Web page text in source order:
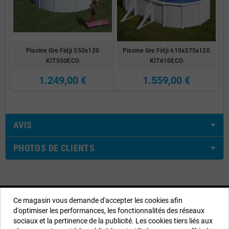
Piscine Gre Fidji 550x120
KIT550ECO
1.249,00 €
Piscine Gre Fidji 610x375x120
KIT610ECO
1.559,00 €
AVIS
PHOTOS DE CLIENTS
Informations sur notre boutique
EYAROC COMPANY SL (FR04851917500)
Ce magasin vous demande d'accepter les cookies afin
d'optimiser les performances, les fonctionnalités des réseaux
sociaux et la pertinence de la publicité. Les cookies tiers liés aux